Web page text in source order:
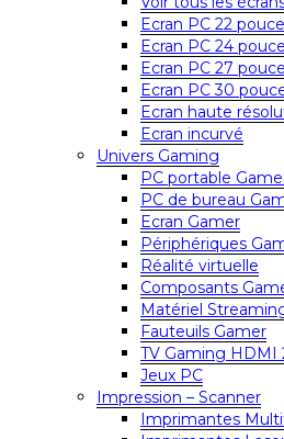
Ecran PC 22
Ecran PC 24
Ecran PC 27
Ecran PC 30
Ecran haute
Ecran incurvé
Univers Gaming
PC portable
PC de bureau
Ecran Gamer
Périphériques
Réalité virtuelle
Composants
Matériel
Fauteuils Gamer
TV Gaming HDMI
Jeux PC
Impression – Scanner
Imprimantes